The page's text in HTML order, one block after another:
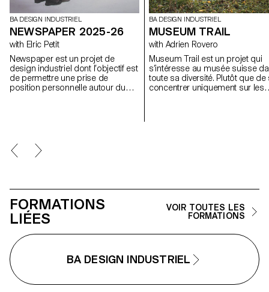
BA DESIGN INDUSTRIEL
NEWSPAPER 2025-26
with Elric Petit
Newspaper est un projet de
design industriel dont l’objectif est
de permettre une prise de
position personnelle autour du
travers l’analyse, l’interprétation et
la traduction de ce contenu écrit,
thème abordé.
BA DESIGN INDUSTRIEL
MUSEUM TRAIL
with Adrien Rovero
Museum Trail est un projet qui
s’intéresse au musée suisse
toute sa diversité. Plutôt que de
concentrer uniquement sur les
FORMATIONS
LIÉES
VOIR TOUTES LES
FORMATIONS
BA DESIGN INDUSTRIEL